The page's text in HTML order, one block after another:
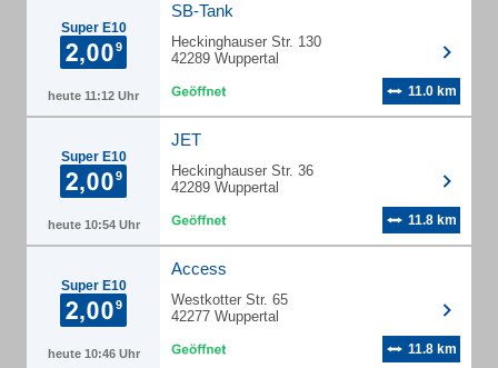
Super E10
heute 11:12 Uhr
SB-Tank
Heckinghauser Str. 130
42289 Wuppertal
11.0 km
Super E10
heute 10:54 Uhr
JET
Heckinghauser Str. 36
42289 Wuppertal
11.8 km
Super E10
heute 10:46 Uhr
Access
Westkotter Str. 65
42277 Wuppertal
11.8 km